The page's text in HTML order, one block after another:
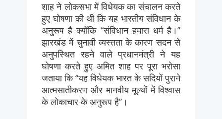
शाह ने लोकसभा में विधेयक का संचालन करते
हुए घोषणा की थी कि यह भारतीय संविधान के
अनुरूप है क्योंकि ‘‘संविधान हमारा धर्म है।’’
झारखंड में चुनावी व्यस्तता के कारण सदन से
अनुपस्थित रहने वाले प्रधानमंत्री ने यह
घोषणा करते हुए अमित शाह पर पूरा भरोसा
जताया कि ‘‘यह विधेयक भारत के सदियों पुराने
आत्मसातीकरण और मानवीय मूल्यों में विश्वास
के लोकाचार के अनुरूप है’’।